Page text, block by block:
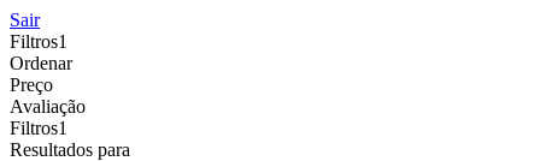
Sair
Filtros1
Ordenar
Preço
Avaliação
Filtros1
Resultados para